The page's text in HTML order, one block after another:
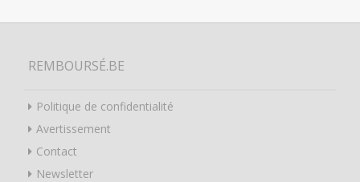
REMBOURSÉ.BE
Politique de confidentialité
Avertissement
Contact
Newsletter